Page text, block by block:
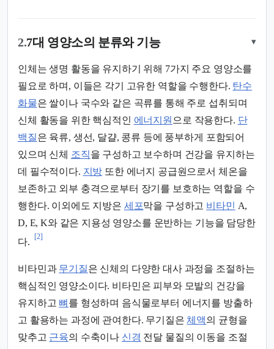
2.7대 영양소의 분류와 기능 ▾
인체는 생명 활동을 유지하기 위해 7가지 주요 영양소를
필요로 하며, 이들은 각기 고유한 역할을 수행한다. 탄수
화물은 쌀이나 국수와 같은 곡류를 통해 주로 섭취되며
신체 활동을 위한 핵심적인 에너지원 으로 작용한다. 단
백질은 육류, 생선, 달걀, 콩류 등에 풍부하게 포함되어
있으며 신체 조직을 구성하고 보수하며 건강을 유지하는
데 필수적이다. 지방 또한 에너지 공급원으로서 체온을
보존하고 외부 충격으로부터 장기를 보호하는 역할을 수
행한다. 이외에도 지방은 세포막을 구성하고 비타민 A,
D, E, K와 같은 지용성 영양소를 운반하는 기능을 담당한
다.
[2]
비타민과 무기질은 신체의 다양한 대사 과정을 조절하는
핵심적인 영양소이다. 비타민은 피부와 모발의 건강을
유지하고 뼈 를 형성하며 음식물로부터 에너지를 방출하
고 활용하는 과정에 관여한다. 무기질은 체액의 균형을
맞추고 근육의 수축이나 신경 전달 물질의 이동을 조절